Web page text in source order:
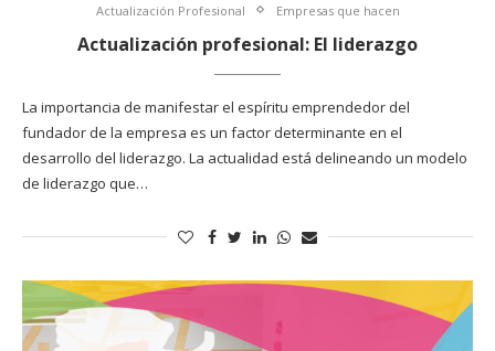
Actualización Profesional Empresas que hacen
Actualización profesional: El liderazgo
La importancia de manifestar el espíritu emprendedor del
fundador de la empresa es un factor determinante en el
desarrollo del liderazgo. La actualidad está delineando un modelo
de liderazgo que…